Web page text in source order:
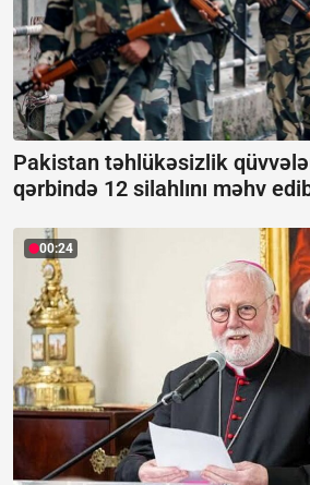
Pakistan təhlükəsizlik
qərbində 12 silahlını məhv
00:24